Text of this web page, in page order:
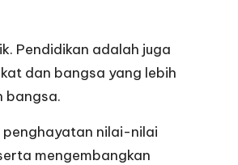
Pendidikan adalah juga
dan bangsa yang lebih
bangsa.
penghayatan nilai-nilai
mengembangkan